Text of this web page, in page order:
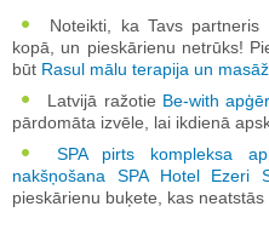
Noteikti, ka Tavs
kopā, un pieskārienu netrūks!
būt Rasul mālu terapija un
Latvijā ražotie Be-with
pārdomāta izvēle, lai ikdienā
SPA pirts kompleksa
nakšņošana SPA Hotel Ezeri
pieskārienu buķete, kas